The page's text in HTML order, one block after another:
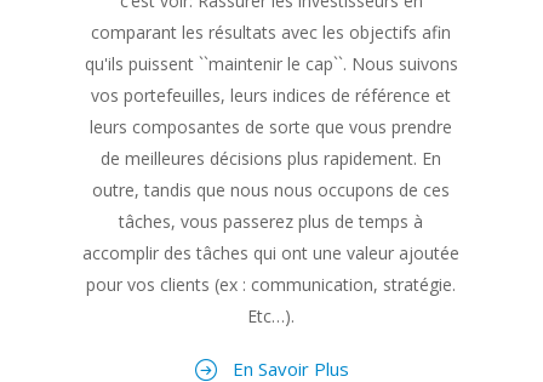
comparant les résultats avec les objectifs afin
qu'ils puissent ``maintenir le cap``. Nous suivons
vos portefeuilles, leurs indices de référence et
leurs composantes de sorte que vous prendre
de meilleures décisions plus rapidement. En
outre, tandis que nous nous occupons de ces
tâches, vous passerez plus de temps à
accomplir des tâches qui ont une valeur ajoutée
pour vos clients (ex : communication, stratégie.
Etc…).
En Savoir Plus